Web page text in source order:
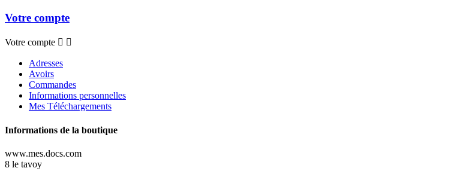
Votre compte
Votre compte  
Adresses
Avoirs
Commandes
Informations personnelles
Mes Téléchargements
Informations de la boutique
www.mes.docs.com
8 le tavoy